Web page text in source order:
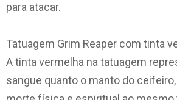
para atacar.
Tatuagem Grim Reaper com tinta
A tinta vermelha na tatuagem
sangue quanto o manto do